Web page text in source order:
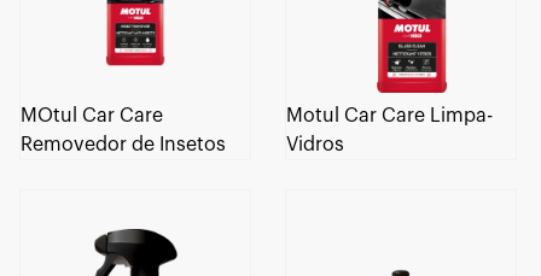
MOtul Car Care
Removedor de Insetos
Motul Car Care Limpa-
Vidros